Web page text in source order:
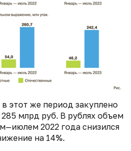
этот же период закуплено
млрд руб. В рублях объем
2022 года снизился
на 14%.